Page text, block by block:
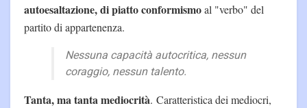
autoesaltazione, di piatto conformismoal "verbo" del
partito di appartenenza.
Nessuna capacità autocritica, nessun
coraggio, nessun talento.
Tanta, ma tanta mediocrità. Caratteristica dei mediocri,